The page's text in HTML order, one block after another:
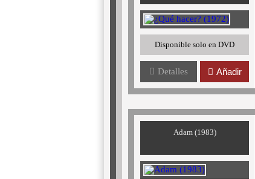
Disponible solo en DVD
Detalles Añadir
Adam (1983)